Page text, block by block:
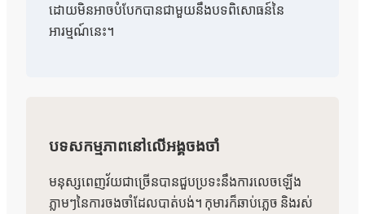
ដោយមិនអាចបំបែកបានជាមួយនឹងបទពិសោធន៍នៃ
អារម្មណ៍នេះ។
បទសកម្មភាពនៅលើអង្គចងចាំ
មនុស្សពេញវ័យជាច្រើនបានជួបប្រទះនឹងការលេចឡើង
ភ្លាមៗនៃការចងចាំដែលបាត់បង់។ កុមារក៏ឆាប់ភ្លេច និងរស់